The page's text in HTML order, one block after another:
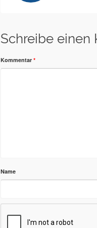
Schreibe einen
Kommentar *
Name